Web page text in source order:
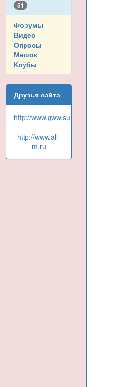
51
Форумы
Видео
Опросы
Мешок
Клубы
Друзья сайта
http://www.gww.su
http://www.all-
m.ru